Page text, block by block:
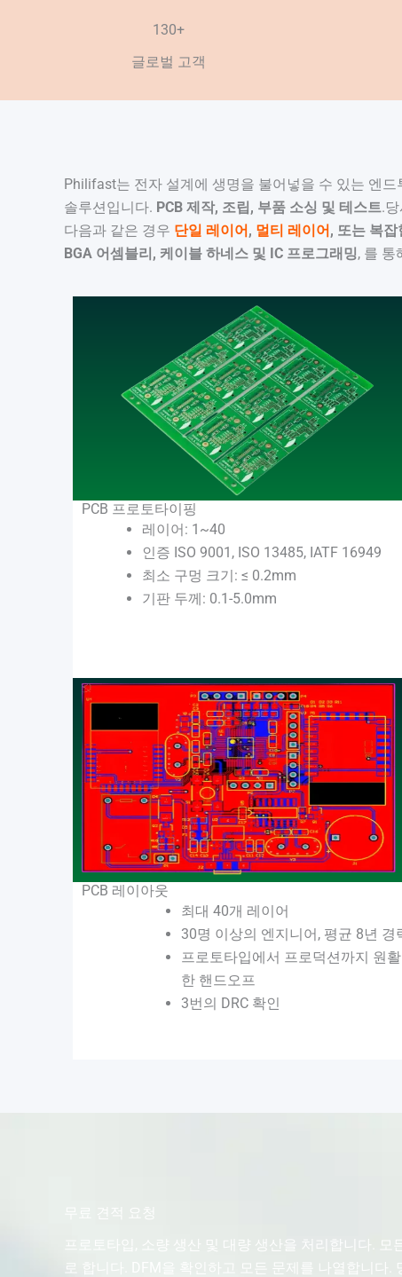
130+
글로벌 고객
Philifast는 전자 설계에 생명을 불어넣을 수 있는 엔드
솔루션입니다. PCB 제작, 조립, 부품 소싱 및 테스트.
다음과 같은 경우 단일 레이어, 멀티 레이어, 또는 복잡
BGA 어셈블리, 케이블 하네스 및 IC 프로그래밍, 를 통
PCB 프로토타이핑
레이어: 1~40
인증 ISO 9001, ISO 13485, IATF 16949
최소 구멍 크기: ≤ 0.2mm
기판 두께: 0.1-5.0mm
PCB 레이아웃
최대 40개 레이어
30명 이상의 엔지니어, 평균 8년 경
프로토타입에서 프로덕션까지 원활
한 핸드오프
3번의 DRC 확인
프로토타입, 소량 생산 및 대량 생산을 처리합니다.
로 합니다. DFM을 확인하고 모든 문제를 나열합니다.